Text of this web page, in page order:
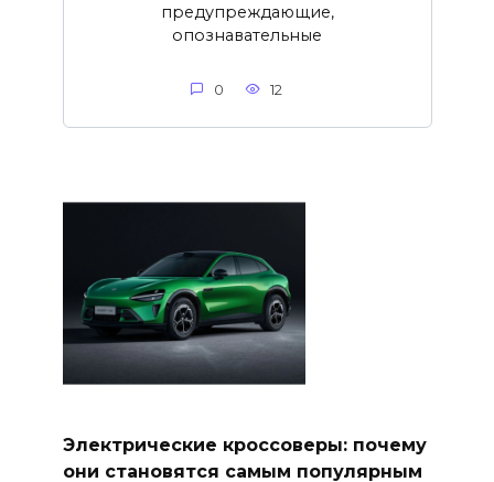
предупреждающие,
опознавательные
0 12
Электрические кроссоверы: почему
они становятся самым популярным